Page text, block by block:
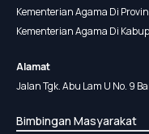
Kementerian Agama Di
Kementerian Agama Di
Alamat
Jalan Tgk. Abu Lam U No. 9
Bimbingan Masyarakat